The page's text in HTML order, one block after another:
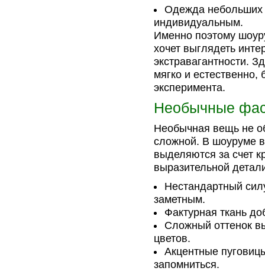
Одежда небольших
индивидуальным.
Именно поэтому
хочет выглядеть
экстравагантности.
мягко и
эксперимента.
Необычные
Необычная вещь не
сложной. В шоуруме
выделяются за счет
выразительной
Нестандартный
заметным.
Фактурная ткань
Сложный оттенок
цветов.
Акцентные
запомниться.